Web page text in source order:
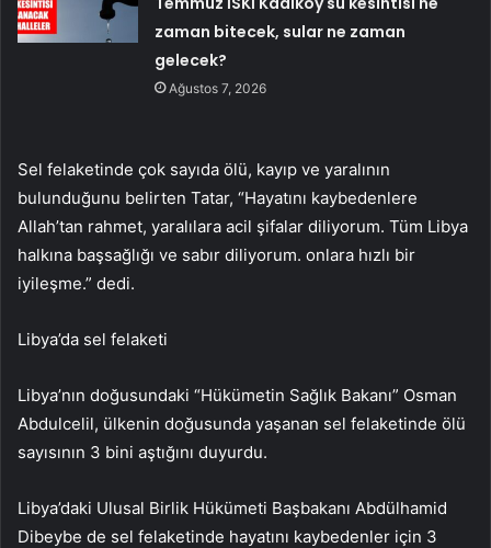
zaman bitecek, sular ne zaman
gelecek?
Ağustos 7, 2026
Sel felaketinde çok sayıda ölü, kayıp ve yaralının
bulunduğunu belirten Tatar, “Hayatını kaybedenlere
Allah’tan rahmet, yaralılara acil şifalar diliyorum. Tüm Libya
halkına başsağlığı ve sabır diliyorum. onlara hızlı bir
iyileşme.” dedi.
Libya’da sel felaketi
Libya’nın doğusundaki “Hükümetin Sağlık Bakanı” Osman
Abdulcelil, ülkenin doğusunda yaşanan sel felaketinde ölü
sayısının 3 bini aştığını duyurdu.
Libya’daki Ulusal Birlik Hükümeti Başbakanı Abdülhamid
Dibeybe de sel felaketinde hayatını kaybedenler için 3